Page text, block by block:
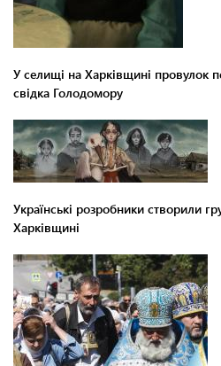
У селищі на Харківщині провулок
свідка Голодомору
Українські розробники створили
Харківщині